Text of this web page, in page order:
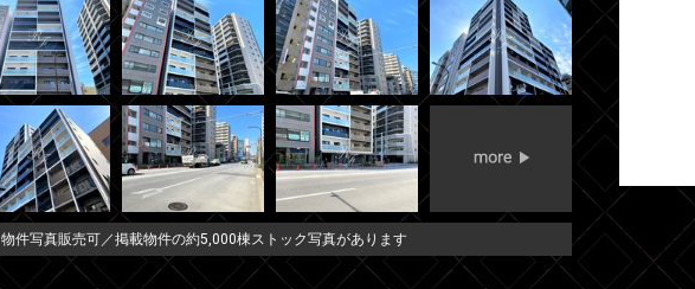
物件写真販売可／掲載物件の約5,000棟ストック写真があります